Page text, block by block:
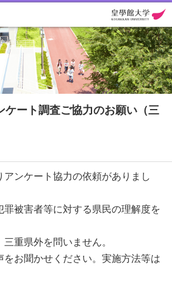
ケート調査ご協力のお願い（三
アンケート協力の依頼がありまし
罪被害者等に対する県民の理解度を
重県外を問いません。
をお聞かせください。実施方法等は